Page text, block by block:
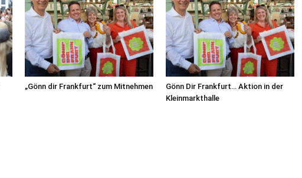
„Gönn dir Frankfurt“ zum Mitnehmen
Gönn Dir Frankfurt… Aktion in der
Kleinmarkthalle